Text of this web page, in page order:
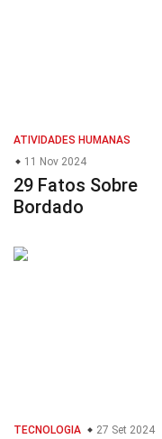
ATIVIDADES HUMANAS
11 Nov 2024
29 Fatos Sobre
Bordado
TECNOLOGIA 27 Set 2024